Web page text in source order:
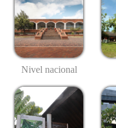
Nivel nacional